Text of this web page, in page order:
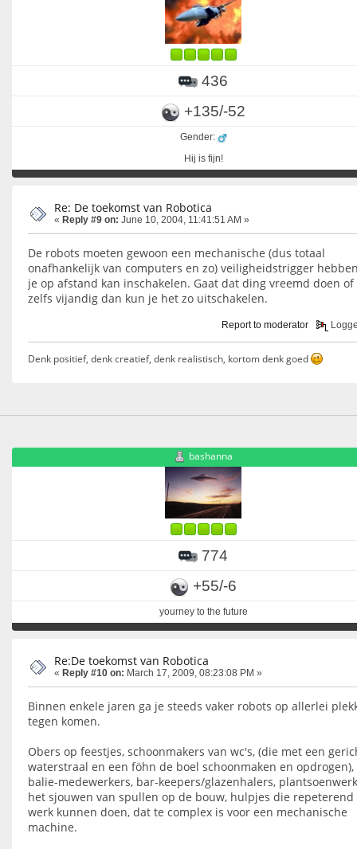
436
+135/-52
Gender:
Hij is fijn!
Re: De toekomst van Robotica
« Reply #9 on: June 10, 2004, 11:41:51 AM »
De robots moeten gewoon een mechanische (dus totaal
onafhankelijk van computers en zo) veiligheidstrigger
je op afstand kan inschakelen. Gaat dat ding vreemd doen of
zelfs vijandig dan kun je het zo uitschakelen.
Report to moderator
Denk positief, denk creatief, denk realistisch, kortom denk goed
bashanna
774
+55/-6
yourney to the future
Re:De toekomst van Robotica
« Reply #10 on: March 17, 2009, 08:23:08 PM »
Binnen enkele jaren ga je steeds vaker robots op allerlei
tegen komen.
Obers op feestjes, schoonmakers van wc's, (die met een
waterstraal en een föhn de boel schoonmaken en opdrogen),
balie-medewerkers, bar-keepers/glazenhalers,
het sjouwen van spullen op de bouw, hulpjes die repeterend
werk kunnen doen, dat te complex is voor een mechanische
machine.